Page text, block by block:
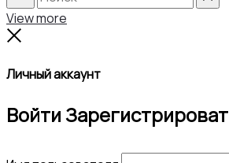
Search
View more
Личный аккаунт
Войти